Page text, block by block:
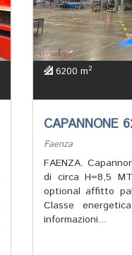
6200 m2
CAPANNONE
Faenza
FAENZA.
di circa H=8,5
optional affitto
Classe
informazioni...